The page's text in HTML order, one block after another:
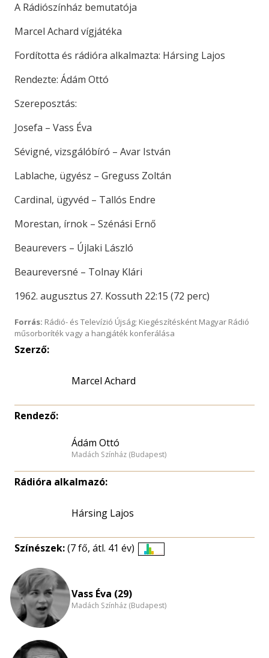
A Rádiószínház bemutatója
Marcel Achard vígjátéka
Fordította és rádióra alkalmazta: Hársing Lajos
Rendezte: Ádám Ottó
Szereposztás:
Josefa – Vass Éva
Sévigné, vizsgálóbíró – Avar István
Lablache, ügyész – Greguss Zoltán
Cardinal, ügyvéd – Tallós Endre
Morestan, írnok – Szénási Ernő
Beaurevers – Újlaki László
Beaureversné – Tolnay Klári
1962. augusztus 27. Kossuth 22:15 (72 perc)
Forrás: Rádió- és Televízió Újság; Kiegészítésként Magyar Rádió
műsorboríték vagy a hangjáték konferálása
Szerző:
Marcel Achard
Rendező:
Ádám Ottó
Madách Színház (Budapest)
Rádióra alkalmazó:
Hársing Lajos
Színészek:(7 fő, átl. 41 év)
Vass Éva (29)
Madách Színház (Budapest)